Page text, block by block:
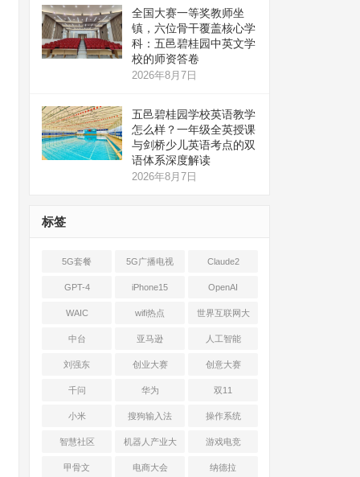
全国大赛一等奖教师坐
镇，六位骨干覆盖核心学
科：五邑碧桂园中英文学
校的师资答卷
2026年8月7日
五邑碧桂园学校英语教学
怎么样？一年级全英授课
与剑桥少儿英语考点的双
语体系深度解读
2026年8月7日
标签
5G套餐 5G广播电视 Claude2
GPT-4 iPhone15 OpenAI
WAIC wifi热点 世界互联网大
会
中台 亚马逊 人工智能
刘强东 创业大赛 创意大赛
千问 华为 双11
小米 搜狗输入法 操作系统
智慧社区 机器人产业大
会
游戏电竞
甲骨文 电商大会 纳德拉